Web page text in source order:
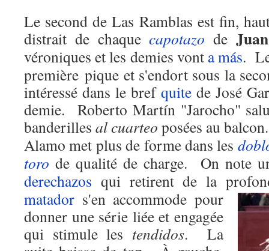
Le second de Las Ramblas est fin,
distrait de chaquecapotazo de
véroniques et les demies vont a más.
première pique et s'endort sous la
intéressé dans le bref quite de José
demie. Roberto Martín "Jarocho"
banderilles al cuarteo posées au balcon.
Alamo met plus de forme dans les
toro de qualité de charge.
On note
derechazos qui retirent de la
matador s'en accommode pour
donner une série liée et engagée
qui stimule les tendidos.
La